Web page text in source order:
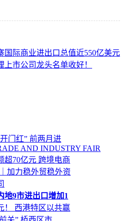
国际商业进出口总值近550亿美元
上市公司龙头名单收好！
门红” 前两月进
AND INDUSTRY FAIR
超70亿元 跨境电商
加力稳外贸稳外资
地9市进出口增加1
！ 西港特区以共赢